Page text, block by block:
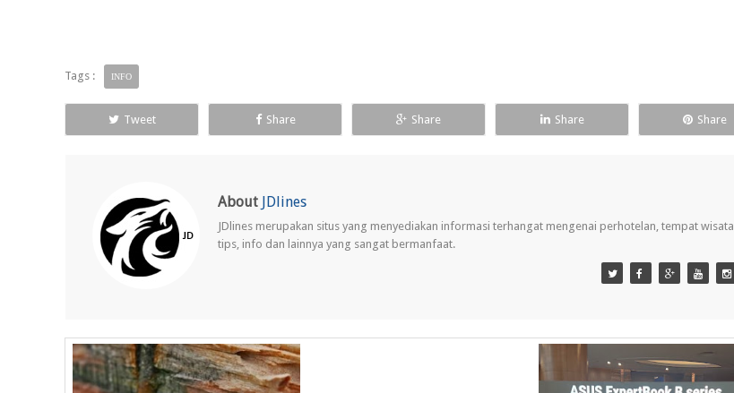
Tags : INFO
Tweet Share Share Share Share
About JDlines
JDlines merupakan situs yang menyediakan informasi terhangat mengenai perhotelan, tempat wisata,
tips, info dan lainnya yang sangat bermanfaat.